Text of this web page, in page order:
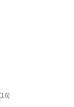
16izdelkov